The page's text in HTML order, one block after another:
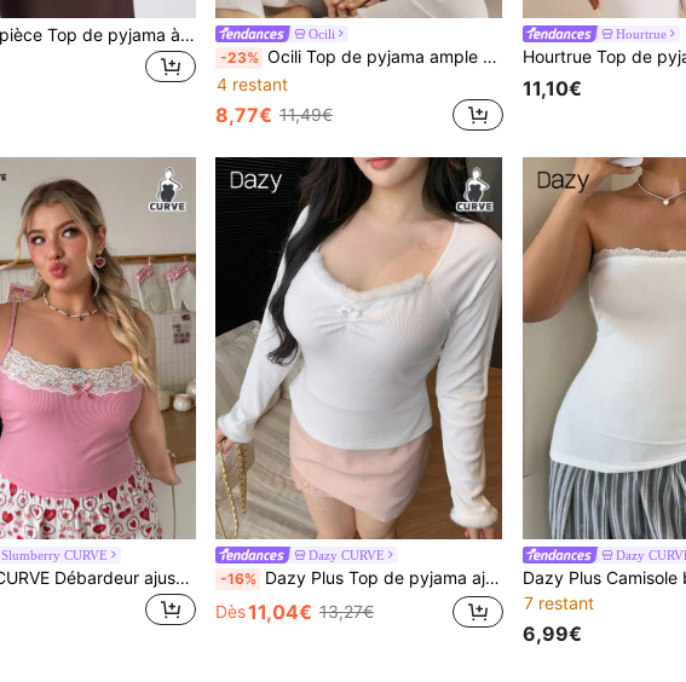
Slumbrini 1 pièce Top de pyjama à manches longues pour femmes grande taille Ocili
-23% Ocili Top de pyjama ample en tricot côtelé doux, avec patte de boutonnage, confort facile, automne
4 restant
8,77€ 11,49€
Hourtrue
11,10€
Slumberry CURVE
Slumberry CURVE Débardeur ajusté en patchwork de dentelle doux & mignon, top de nuit grande taille
Dazy CURVE
-16% Dazy Plus Top de pyjama ajusté élastique avec patchwork de couleur unie et franges pour femmes grandes tailles, pyjama blanc
Dès11,04€ 13,27€
Dazy
7 restant
6,99€